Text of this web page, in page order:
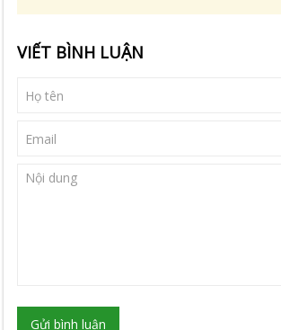
VIẾT BÌNH LUẬN
Gửi bình luận